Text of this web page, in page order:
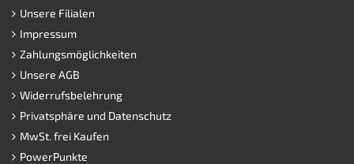
Unsere Filialen
Impressum
Zahlungsmöglichkeiten
Unsere AGB
Widerrufsbelehrung
Privatsphäre und Datenschutz
MwSt. frei Kaufen
PowerPunkte